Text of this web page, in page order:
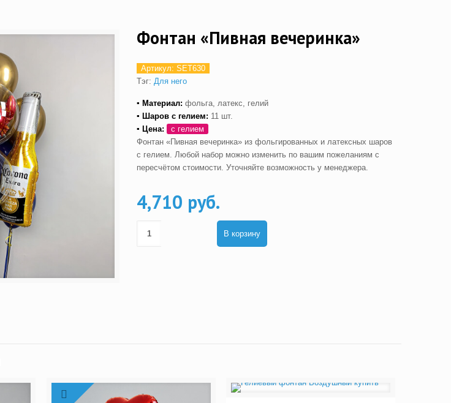
Фонтан «Пивная вечеринка»
Артикул: SET630
Тэг: Для него
▪ Материал: фольга, латекс, гелий
▪ Шаров с гелием: 11 шт.
▪ Цена:
с гелием
Фонтан «Пивная вечеринка» из фольгированных и латексных шаров
с гелием. Любой набор можно изменить по вашим пожеланиям с
пересчётом стоимости. Уточняйте возможность у менеджера.
4,710 руб.
В корзину